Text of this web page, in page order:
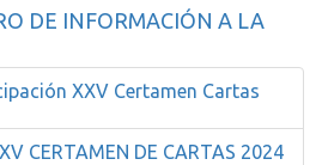
DE INFORMACIÓN A LA
XXV Certamen Cartas
CERTAMEN DE CARTAS 2024